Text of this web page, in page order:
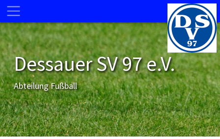
Dessauer SV 97 e.V.
Abteilung Fußball